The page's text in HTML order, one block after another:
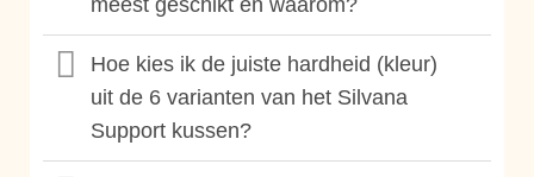
meest geschikt en waarom?
Hoe kies ik de juiste hardheid (kleur)
uit de 6 varianten van het Silvana
Support kussen?